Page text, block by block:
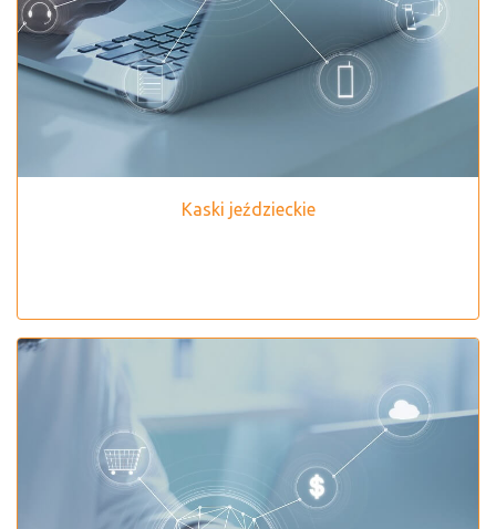
Kaski jeździeckie